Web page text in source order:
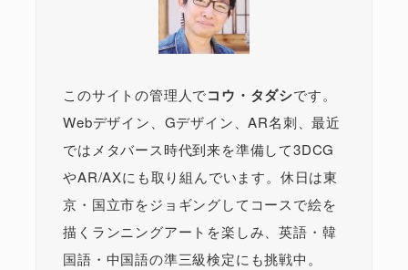
このサイトの管理人でコウ・タダシです。
Webデザイン、Gデザイン、AR名刺、最近
ではメタバース時代到来を準備して3DCG
やAR/AXにも取り組んでいます。休日は東
京・国立市をジョギングしてコースで絵を
描くランニングアートを楽しみ、英語・韓
国語・中国語の準三級検定にも挑戦中。